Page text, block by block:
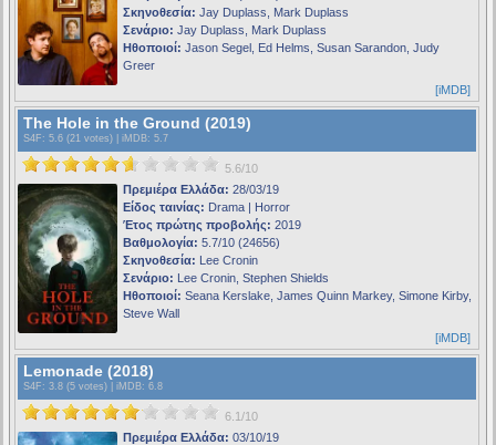
Σκηνοθεσία: Jay Duplass, Mark Duplass
Σενάριο: Jay Duplass, Mark Duplass
Ηθοποιοί: Jason Segel, Ed Helms, Susan Sarandon, Judy
Greer
[iMDB]
The Hole in the Ground (2019)
S4F : 5.6 (21 votes) | iMDB: 5.7
5.6/10
Πρεμιέρα Ελλάδα: 28/03/19
Είδος ταινίας: Drama | Horror
Έτος πρώτης προβολής: 2019
Βαθμολογία: 5.7/10 (24656)
Σκηνοθεσία: Lee Cronin
Σενάριο: Lee Cronin, Stephen Shields
Ηθοποιοί: Seana Kerslake, James Quinn Markey, Simone Kirby,
Steve Wall
[iMDB]
Lemonade (2018)
S4F : 3.8 (5 votes) | iMDB: 6.8
6.1/10
Πρεμιέρα Ελλάδα: 03/10/19